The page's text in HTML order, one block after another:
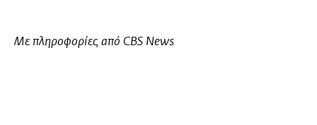
Με πληροφορίες από CBS News